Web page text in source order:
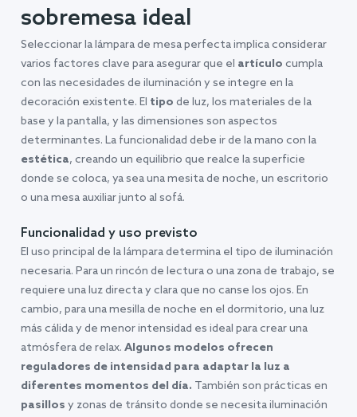
sobremesa ideal
Seleccionar la lámpara de mesa perfecta implica considerar
varios factores clave para asegurar que el artículo cumpla
con las necesidades de iluminación y se integre en la
decoración existente. El tipo de luz, los materiales de la
base y la pantalla, y las dimensiones son aspectos
determinantes. La funcionalidad debe ir de la mano con la
estética, creando un equilibrio que realce la superficie
donde se coloca, ya sea una mesita de noche, un escritorio
o una mesa auxiliar junto al sofá.
Funcionalidad y uso previsto
El uso principal de la lámpara determina el tipo de iluminación
necesaria. Para un rincón de lectura o una zona de trabajo, se
requiere una luz directa y clara que no canse los ojos. En
cambio, para una mesilla de noche en el dormitorio, una luz
más cálida y de menor intensidad es ideal para crear una
atmósfera de relax. Algunos modelos ofrecen
reguladores de intensidad para adaptar la luz a
diferentes momentos del día. También son prácticas en
pasillos y zonas de tránsito donde se necesita iluminación